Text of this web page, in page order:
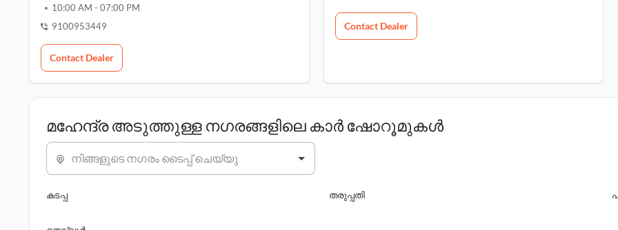
10:00 AM - 07:00 PM
9100953449
Contact Dealer
Contact Dealer
മഹേന്ദ്ര അടുത്തുള്ള നഗരങ്ങളിലെ കാർ ഷോറൂമുകൾ
നിങ്ങളുടെ നഗരം ടൈപ്പ് ചെയ്യു
കടപ്പ തരുപ്പതി